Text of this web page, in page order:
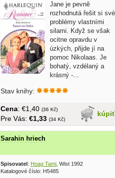
Jane je pevně
rozhodnutá řešit si své
problémy vlastními
silami. Když se však
ocitne opravdu v
úzkých, přijde jí na
pomoc Nikolaas. Je
bohatý, vzdélaný a
krásný -...
Stav knihy:
kúpiť
Cena: €1,40 (36 Kč)
Pre Vás: €1,33 (34 Kč)
Sarahin hriech
Spisovatel: Hoag Tami , Wist 1992
Katalogové číslo: H5485